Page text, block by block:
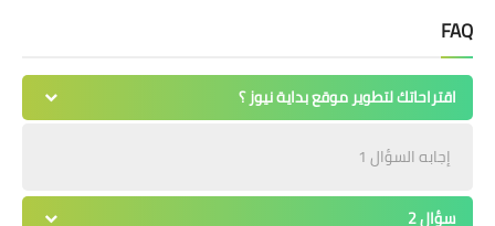
FAQ
اقتراحاتك لتطوير موقع بداية نيوز ؟
إجابه السؤال 1
سؤال 2